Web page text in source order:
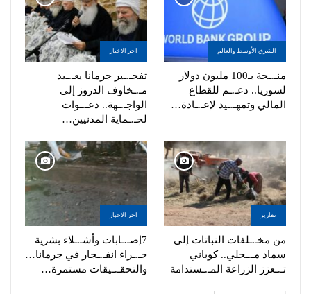
الشرق الأوسط والعالم
منـ.ـحة بـ100 مليون دولار
لسوريا.. دعـ.ـم للقطاع
المالي وتمهـ.ـيد لإعـ.ـادة…
اخر الاخبار
تفجـ.ـير جرمانا يعـ.ـيد
مـ.ـخاوف الدروز إلى
الواجـ.ـهة.. دعـ.ـوات
لحـ.ـماية المدنيين…
تقارير
من مخـ.ـلفات النباتات إلى
سماد مـ.ـحلي.. كوباني
تـ.ـعزز الزراعة المـ.ـستدامة
اخر الاخبار
7إصـ.ـابات وأشـ.ـلاء بشرية
جـ.ـراء انفـ.ـجار في جرمانا…
والتحقـ.ـيقات مستمرة…